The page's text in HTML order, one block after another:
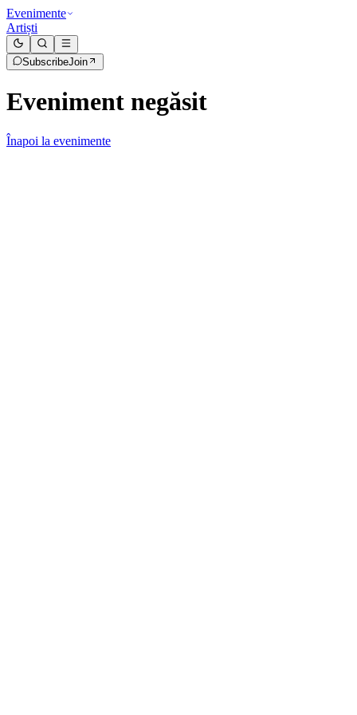
Evenimente
Artiști
SubscribeJoin
Eveniment negăsit
Înapoi la evenimente